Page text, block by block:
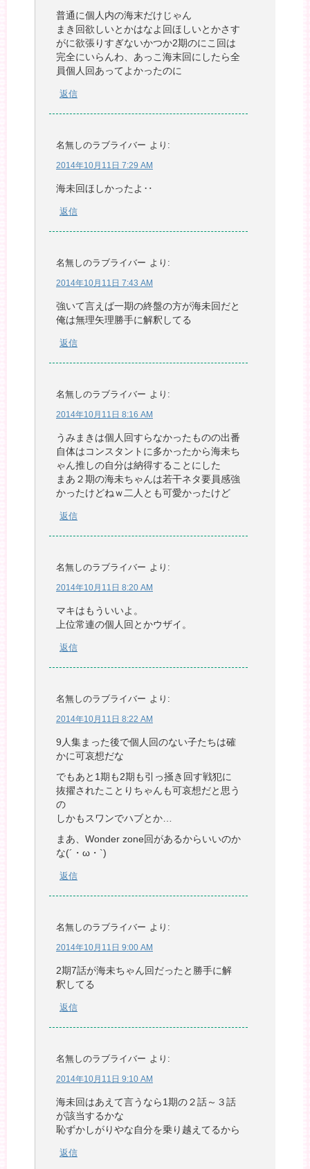
普通に個人内の海末だけじゃん
まき回欲しいとかはなよ回ほしいとかさす
がに欲張りすぎないかつか2期のにこ回は
完全にいらんわ、あっこ海末回にしたら全
員個人回あってよかったのに
返信
名無しのラブライバー より:
2014年10月11日 7:29 AM
海未回ほしかったよ‥
返信
名無しのラブライバー より:
2014年10月11日 7:43 AM
強いて言えば一期の終盤の方が海未回だと
俺は無理矢理勝手に解釈してる
返信
名無しのラブライバー より:
2014年10月11日 8:16 AM
うみまきは個人回すらなかったものの出番
自体はコンスタントに多かったから海未ち
ゃん推しの自分は納得することにした
まあ２期の海未ちゃんは若干ネタ要員感強
かったけどねｗ二人とも可愛かったけど
返信
名無しのラブライバー より:
2014年10月11日 8:20 AM
マキはもういいよ。
上位常連の個人回とかウザイ。
返信
名無しのラブライバー より:
2014年10月11日 8:22 AM
9人集まった後で個人回のない子たちは確
かに可哀想だな
でもあと1期も2期も引っ掻き回す戦犯に
抜擢されたことりちゃんも可哀想だと思う
の
しかもスワンでハブとか…
まあ、Wonder zone回があるからいいのか
な(´・ω・`)
返信
名無しのラブライバー より:
2014年10月11日 9:00 AM
2期7話が海未ちゃん回だったと勝手に解
釈してる
返信
名無しのラブライバー より:
2014年10月11日 9:10 AM
海未回はあえて言うなら1期の２話～３話
が該当するかな
恥ずかしがりやな自分を乗り越えてるから
返信